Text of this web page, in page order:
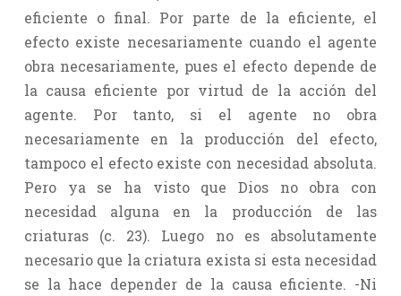
eficiente o final. Por parte de la eficiente, el
efecto existe necesariamente cuando el agente
obra necesariamente, pues el efecto depende de
la causa eficiente por virtud de la acción del
agente. Por tanto, si el agente no obra
necesariamente en la producción del efecto,
tampoco el efecto existe con necesidad absoluta.
Pero ya se ha visto que Dios no obra con
necesidad alguna en la producción de las
criaturas (c. 23). Luego no es absolutamente
necesario que la criatura exista si esta necesidad
se la hace depender de la causa eficiente. -Ni